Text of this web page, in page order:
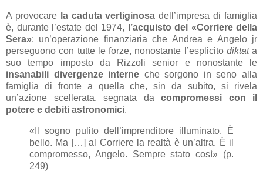
A provocare la caduta vertiginosa dell’impresa di famiglia
è, durante l’estate del 1974,
l’acquisto del «Corriere della
Sera»: un’operazione finanziaria che Andrea e Angelo jr
perseguono con tutte le forze, nonostante l’esplicito diktata
suo tempo imposto da Rizzoli senior e nonostante le
insanabili divergenze interne che sorgono in seno alla
famiglia di fronte a quella che, sin da subito, si rivela
un’azione scellerata, segnata da compromessi con il
potere e debiti astronomici.
«Il sogno pulito dell’imprenditore illuminato. È
bello. Ma […] al Corriere la realtà è un’altra. È il
compromesso, Angelo. Sempre stato così» (p.
249)